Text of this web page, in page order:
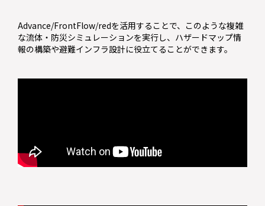
Advance/FrontFlow/redを活用することで、このような複雑
な流体・防災シミュレーションを実行し、ハザードマップ情
報の構築や避難インフラ設計に役立てることができます。